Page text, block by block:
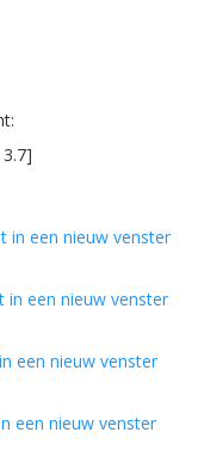
3.7]
in een nieuw venster
in een nieuw venster
een nieuw venster
een nieuw venster